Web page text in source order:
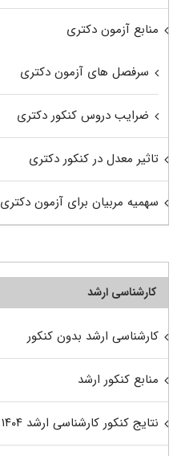
منابع آزمون دکتری
سرفصل های آزمون دکتری
ضرایب دروس کنکور دکتری
تاثیر معدل در کنکور دکتری
سهمیه مربیان برای آزمون دکتری
کارشناسی ارشد
کارشناسی ارشد بدون کنکور
منابع کنکور ارشد
نتایج کنکور کارشناسی ارشد ۱۴۰۴